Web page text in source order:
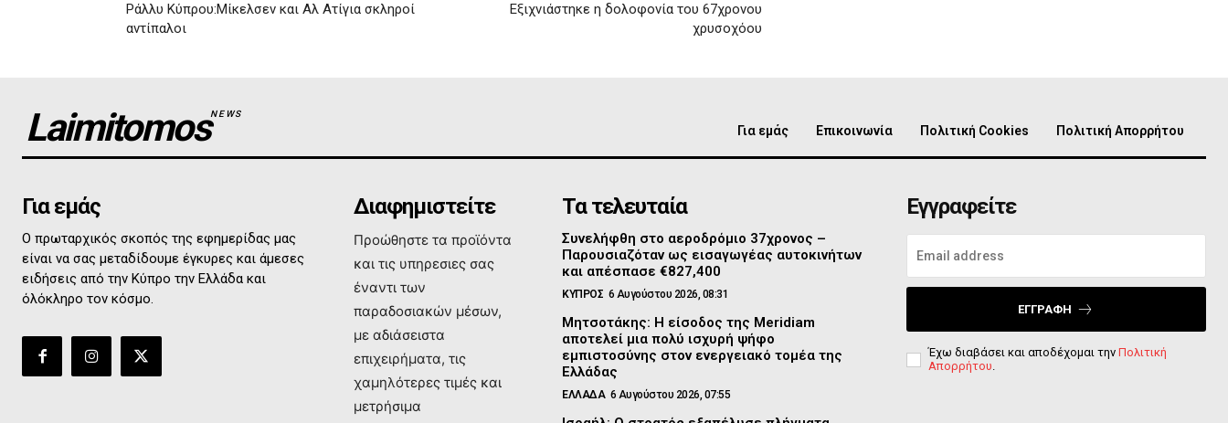
Ράλλυ Κύπρου:Μίκελσεν και Αλ Ατίγια σκληροί
αντίπαλοι
Εξιχνιάστηκε η δολοφονία του 67χρονου
χρυσοχόου
LaimitomosNEWS
Για εμάς Επικοινωνία Πολιτική Cookies Πολιτική Απορρήτου
Για εμάς
Ο πρωταρχικός σκοπός της εφημερίδας μας
είναι να σας μεταδίδουμε έγκυρες και άμεσες
ειδήσεις από την Κύπρο την Ελλάδα και
όλόκληρο τον κόσμο.
Διαφημιστείτε
Προώθηστε τα προϊόντα
και τις υπηρεσιες σας
έναντι των
παραδοσιακών μέσων,
με αδιάσειστα
επιχειρήματα, τις
χαμηλότερες τιμές και
μετρήσιμα
Τα τελευταία
Συνελήφθη στο αεροδρόμιο 37χρονος –
Παρουσιαζόταν ως εισαγωγέας αυτοκινήτων
και απέσπασε €827,400
ΚΥΠΡΟΣ 6 Αυγούστου 2026, 08:31
Μητσοτάκης: Η είσοδος της Meridiam
αποτελεί μια πολύ ισχυρή ψήφο
εμπιστοσύνης στον ενεργειακό τομέα της
Ελλάδας
ΕΛΛΑΔΑ 6 Αυγούστου 2026, 07:55
Εγγραφείτε
ΕΓΓΡΑΦΉ
Έχω διαβάσει και αποδέχομαι την Πολιτική
Απορρήτου.